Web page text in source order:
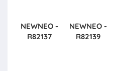
NEWNEO -
R82137
NEWNEO -
R82139